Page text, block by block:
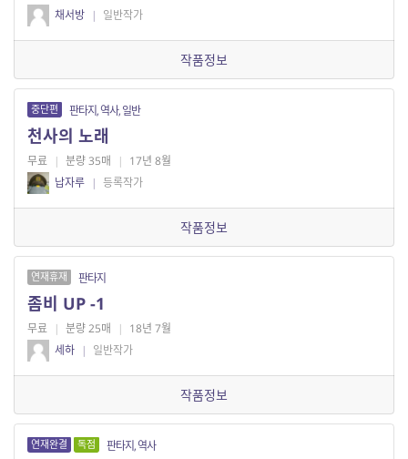
채서방 | 일반작가
작품정보
중단편 판타지, 역사, 일반
천사의 노래
무료 | 분량 35매 | 17년 8월
납자루 | 등록작가
작품정보
연재휴재 판타지
좀비 UP -1
무료 | 분량 25매 | 18년 7월
세하 | 일반작가
작품정보
연재완결 독점 판타지, 역사